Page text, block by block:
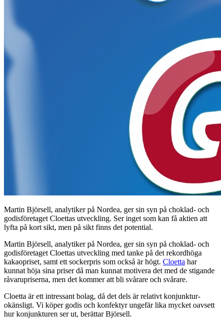
Martin Björsell, analytiker på Nordea, ger sin syn på choklad- och
godisföretaget Cloettas utveckling. Ser inget som kan få aktien att
lyfta på kort sikt, men på sikt finns det potential.
Martin Björsell, analytiker på Nordea, ger sin syn på choklad- och
godisföretaget Cloettas utveckling med tanke på det rekordhöga
kakaopriset, samt ett sockerpris som också är högt. Cloetta har
kunnat höja sina priser då man kunnat motivera det med de stigande
råvarupriserna, men det kommer att bli svårare och svårare.
Cloetta är ett intressant bolag, då det dels är relativt konjunktur-
okänsligt. Vi köper godis och konfektyr ungefär lika mycket oavsett
hur konjunkturen ser ut, berättar Björsell.